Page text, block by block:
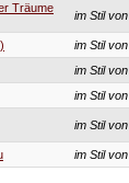
Träume
im Stil von
im Stil von
im Stil von
im Stil von
im Stil von
im Stil von